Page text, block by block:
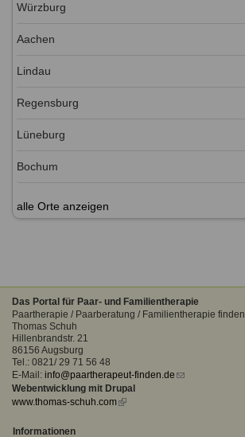
Würzburg
Aachen
Lindau
Regensburg
Lüneburg
Bochum
alle Orte anzeigen
Das Portal für Paar- und Familientherapie
Paartherapie / Paarberatung / Familientherapie finden
Thomas Schuh
Hillenbrandstr. 21
86156 Augsburg
Tel.: 0821/ 29 71 56 48
E-Mail: info@paartherapeut-finden.de (link
Webentwicklung mit Drupal
www.thomas-schuh.com(link
Informationen